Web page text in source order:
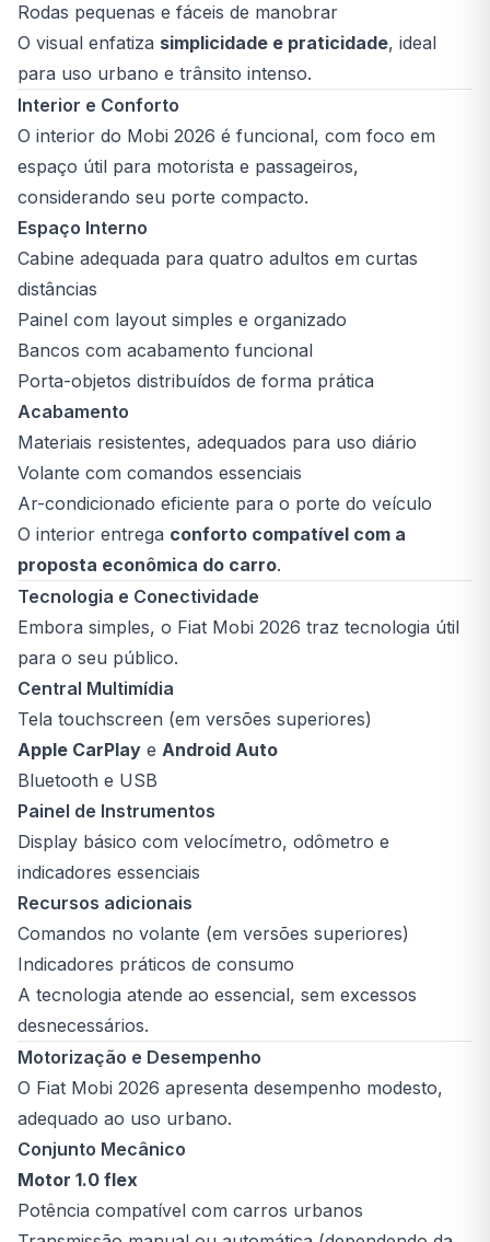
Rodas pequenas e fáceis de manobrar
O visual enfatiza simplicidade e praticidade, ideal
para uso urbano e trânsito intenso.
Interior e Conforto
O interior do Mobi 2026 é funcional, com foco em
espaço útil para motorista e passageiros,
considerando seu porte compacto.
Espaço Interno
Cabine adequada para quatro adultos em curtas
distâncias
Painel com layout simples e organizado
Bancos com acabamento funcional
Porta-objetos distribuídos de forma prática
Acabamento
Materiais resistentes, adequados para uso diário
Volante com comandos essenciais
Ar-condicionado eficiente para o porte do veículo
O interior entrega conforto compatível com a
proposta econômica do carro.
Tecnologia e Conectividade
Embora simples, o Fiat Mobi 2026 traz tecnologia útil
para o seu público.
Central Multimídia
Tela touchscreen (em versões superiores)
Apple CarPlay e Android Auto
Bluetooth e USB
Painel de Instrumentos
Display básico com velocímetro, odômetro e
indicadores essenciais
Recursos adicionais
Comandos no volante (em versões superiores)
Indicadores práticos de consumo
A tecnologia atende ao essencial, sem excessos
desnecessários.
Motorização e Desempenho
O Fiat Mobi 2026 apresenta desempenho modesto,
adequado ao uso urbano.
Conjunto Mecânico
Motor 1.0 flex
Potência compatível com carros urbanos